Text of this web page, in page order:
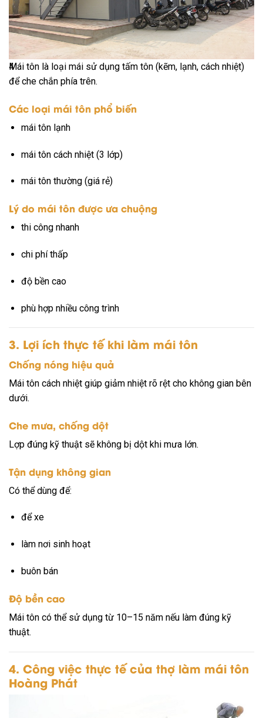
4
Mái tôn là loại mái sử dụng tấm tôn (kẽm, lạnh, cách nhiệt)
để che chắn phía trên.
Các loại mái tôn phổ biến
mái tôn lạnh
mái tôn cách nhiệt (3 lớp)
mái tôn thường (giá rẻ)
Lý do mái tôn được ưa chuộng
thi công nhanh
chi phí thấp
độ bền cao
phù hợp nhiều công trình
3. Lợi ích thực tế khi làm mái tôn
Chống nóng hiệu quả
Mái tôn cách nhiệt giúp giảm nhiệt rõ rệt cho không gian bên
dưới.
Che mưa, chống dột
Lợp đúng kỹ thuật sẽ không bị dột khi mưa lớn.
Tận dụng không gian
Có thể dùng để:
để xe
làm nơi sinh hoạt
buôn bán
Độ bền cao
Mái tôn có thể sử dụng từ 10–15 năm nếu làm đúng kỹ
thuật.
4. Công việc thực tế của thợ làm mái tôn
Hoàng Phát